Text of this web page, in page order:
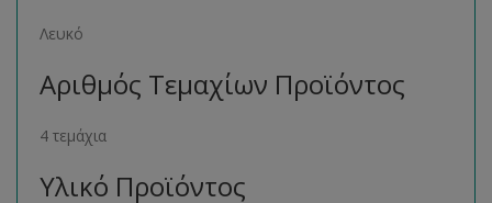
Λευκό
Αριθμός Τεμαχίων Προϊόντος
4 τεμάχια
Υλικό Προϊόντος